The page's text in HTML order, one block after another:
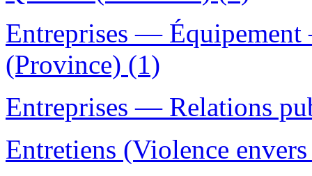
Entreprises —
(Province) (1)
Entreprises — Relations
Entretiens (Violence